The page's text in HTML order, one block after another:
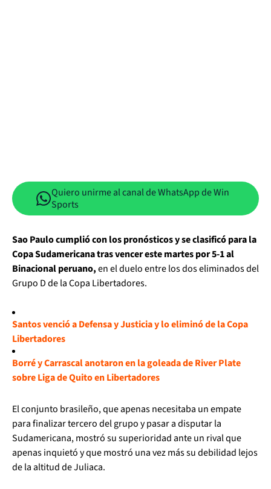
Quiero unirme al canal de WhatsApp de Win
Sports
Sao Paulo cumplió con los pronósticos y se clasificó para la
Copa Sudamericana tras vencer este martes por 5-1 al
Binacional peruano,en el duelo entre los dos eliminados del
Grupo D de la Copa Libertadores.
Santos venció a Defensa y Justicia y lo eliminó de la Copa
Libertadores
Borré y Carrascal anotaron en la goleada de River Plate
sobre Liga de Quito en Libertadores
El conjunto brasileño, que apenas necesitaba un empate
para finalizar tercero del grupo y pasar a disputar la
Sudamericana, mostró su superioridad ante un rival que
apenas inquietó y que mostró una vez más su debilidad lejos
de la altitud de Juliaca.